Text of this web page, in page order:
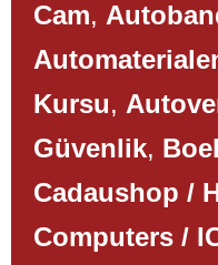
Cam,
Kursu,
Güvenlik,
Cadaushop /
Computers /